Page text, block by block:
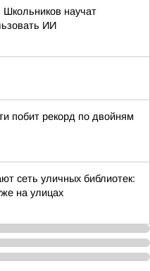
научат
ИИ
побит рекорд по двойням
сеть уличных библиотек:
на улицах